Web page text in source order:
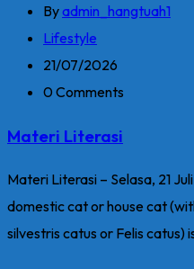
Byadmin_hangtuah1
Lifestyle
21/07/2026
0 Comments
Materi Literasi
Materi Literasi – Selasa, 21
domestic cat or house cat
silvestris catus or Felis catus)